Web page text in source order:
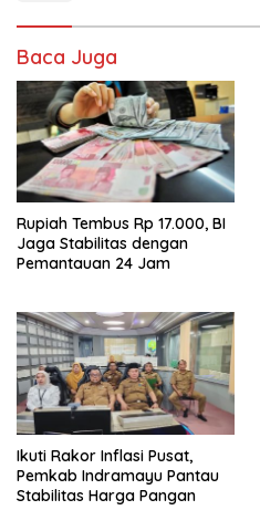
Baca Juga
Rupiah Tembus Rp 17.000, BI
Jaga Stabilitas dengan
Pemantauan 24 Jam
Ikuti Rakor Inflasi Pusat,
Pemkab Indramayu Pantau
Stabilitas Harga Pangan